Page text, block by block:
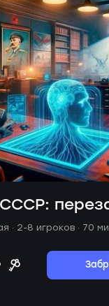
· 2-8 игроков · 70